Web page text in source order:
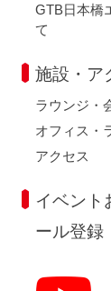
GTB日本橋
て
施設・ア
ラウンジ・
オフィス・
アクセス
イベント
ール登録